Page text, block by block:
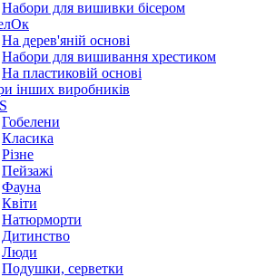
Набори для вишивки бісером
На дерев'яній основі
Набори для вишивання хрестиком
На пластиковій основі
інших виробників
Гобелени
Класика
Різне
Пейзажі
Фауна
Квіти
Натюрморти
Дитинство
Люди
Подушки, серветки